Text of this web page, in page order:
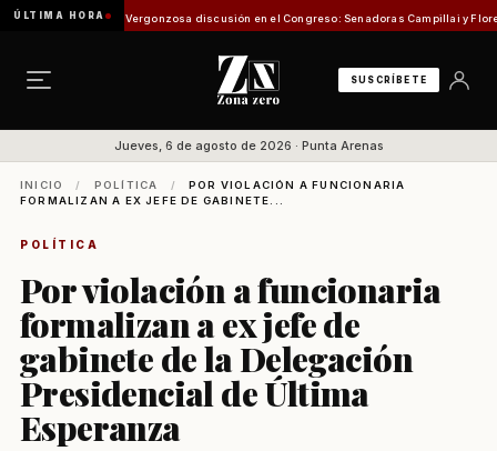
ÚLTIMA HORA
de Pesca Vergonzosa discusión en el Congreso: Senadoras Campillai y Flores se
SUSCRÍBETE
Jueves, 6 de agosto de 2026 · Punta Arenas
INICIO / POLÍTICA /
POR VIOLACIÓN A FUNCIONARIA
FORMALIZAN A EX JEFE DE GABINETE...
POLÍTICA
Por violación a funcionaria
formalizan a ex jefe de
gabinete de la Delegación
Presidencial de Última
Esperanza